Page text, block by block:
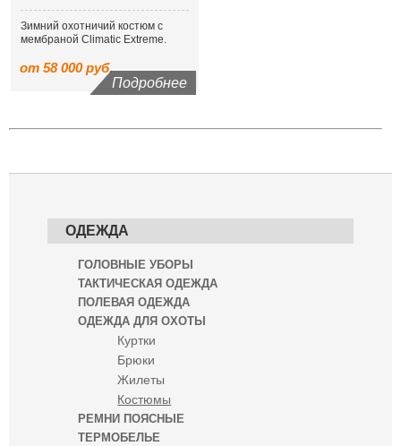
Зимний охотничий костюм с
мембраной Сlimatic Extreme.
от 58 000 руб.
Подробнее
ОДЕЖДА
ГОЛОВНЫЕ УБОРЫ
ТАКТИЧЕСКАЯ ОДЕЖДА
ПОЛЕВАЯ ОДЕЖДА
ОДЕЖДА ДЛЯ ОХОТЫ
Куртки
Брюки
Жилеты
Костюмы
РЕМНИ ПОЯСНЫЕ
ТЕРМОБЕЛЬЕ